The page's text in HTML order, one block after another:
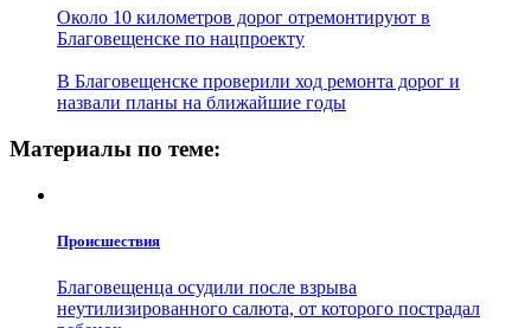
Около 10 километров дорог отремонтируют в
Благовещенске по нацпроекту
В Благовещенске проверили ход ремонта дорог и
назвали планы на ближайшие годы
Материалы по теме:
Проиcшествия
Благовещенца осудили после взрыва
неутилизированного салюта, от которого пострадал